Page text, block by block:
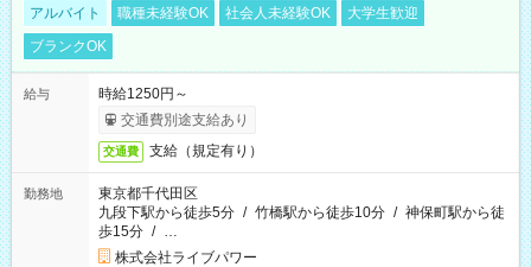
アルバイト 職種未経験OK 社会人未経験OK
大学生歓迎
ブランクOK
給与
時給1250円～
交通費別途支給あり
交通費 支給（規定有り）
勤務地
東京都千代田区
九段下駅から徒歩5分 / 竹橋駅から徒歩10分 / 神保町駅から徒
歩15分 / …
株式会社ライブパワー